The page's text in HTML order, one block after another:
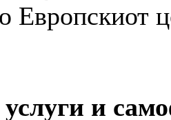
Европскиот
и